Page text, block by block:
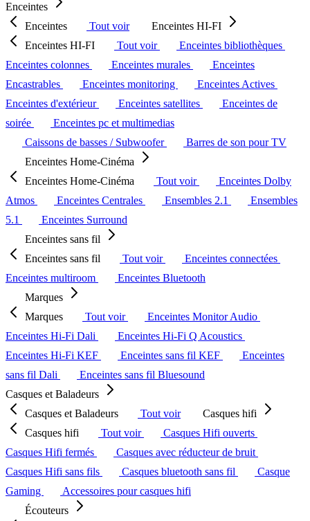
Enceintes
Enceintes
Tout voir
Enceintes HI-FI
Enceintes HI-FI
Tout voir
Enceintes bibliothèques
Enceintes colonnes
Enceintes murales
Enceintes
Encastrables
Enceintes monitoring
Enceintes Actives
Enceintes d'extérieur
Enceintes satellites
Enceintes de
soirée
Enceintes pc et multimedias
Caissons de basses / Subwoofer
Barres de son pour TV
Enceintes Home-Cinéma
Enceintes Home-Cinéma
Tout voir
Enceintes Dolby
Atmos
Enceintes Centrales Ensembles 2.1
Ensembles
5.1
Enceintes Surround
Enceintes sans fil
Enceintes sans fil
Tout voir
Enceintes connectées
Enceintes multiroom
Enceintes Bluetooth
Marques
Marques
Tout voir
Enceintes Monitor Audio
Enceintes Hi-Fi Dali
Enceintes Hi-Fi Q Acoustics
Enceintes Hi-Fi KEF
Enceintes sans fil KEF
Enceintes
sans fil Dali
Enceintes sans fil Bluesound
Casques et Baladeurs
Casques et Baladeurs
Tout voir
Casques hifi
Casques hifi
Tout voir
Casques Hifi ouverts
Casques Hifi fermés
Casques avec réducteur de bruit
Casques Hifi sans fils
Casques bluetooth sans fil
Casque
Gaming
Accessoires pour casques hifi
Écouteurs